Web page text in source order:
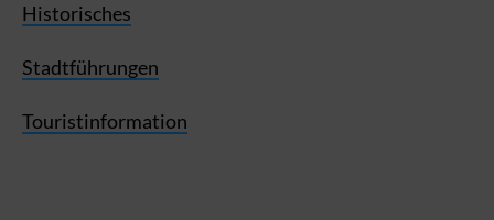
Historisches
Stadtführungen
Touristinformation